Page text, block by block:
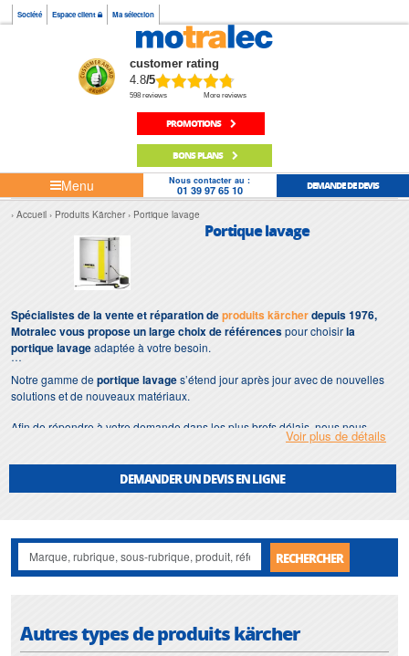
Société Espace client Ma sélection
customer rating
4.8/5
598 reviews More reviews
PROMOTIONS
BONS PLANS
Menu Nous contacter au :
01 39 97 65 10 DEMANDE DE DEVIS
Accueil Produits Kärcher Portique lavage
Portique lavage
Spécialistes de la vente et réparation deproduits kärcherdepuis 1976,
Motralec vous propose un large choix de référencespour choisirla
portique lavageadaptée à votre besoin.
Notre gamme deportique lavages’étend jour après jour avec de nouvelles
solutions et de nouveaux matériaux.
Afin de répondre à votre demande dans les plus brefs délais, nous nous
portique lavage.
met également à votre disposition son service de
maintenance deportique lavage.
contraintes sont un gage d'efficacité, et garantissent l'absence de perturbation
de vos installations deportique lavage.
Voir plus de détails
DEMANDER UN DEVIS EN LIGNE
RECHERCHER
Autres types de produits kärcher